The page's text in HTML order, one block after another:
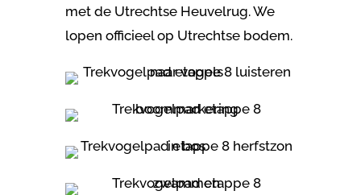
met de Utrechtse Heuvelrug. We
lopen officieel op Utrechtse bodem.